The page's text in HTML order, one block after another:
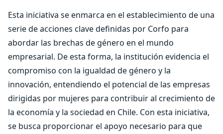
Esta iniciativa se enmarca en el establecimiento de una
serie de acciones clave definidas por Corfo para
abordar las brechas de género en el mundo
empresarial. De esta forma, la institución evidencia el
compromiso con la igualdad de género y la
innovación, entendiendo el potencial de las empresas
dirigidas por mujeres para contribuir al crecimiento de
la economía y la sociedad en Chile. Con esta iniciativa,
se busca proporcionar el apoyo necesario para que